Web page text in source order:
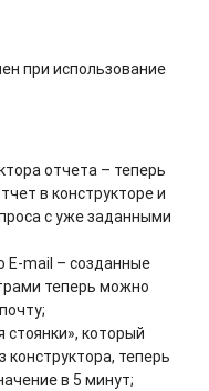
при использование
отчета – теперь
в конструкторе и
с уже заданными
E-mail – созданные
теперь можно
который
конструктора, теперь
в 5 минут;